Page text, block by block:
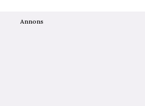
Annons